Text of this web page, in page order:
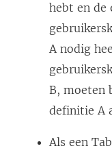
hebt en de
A nodig
B, moeten
definitie A
Als een